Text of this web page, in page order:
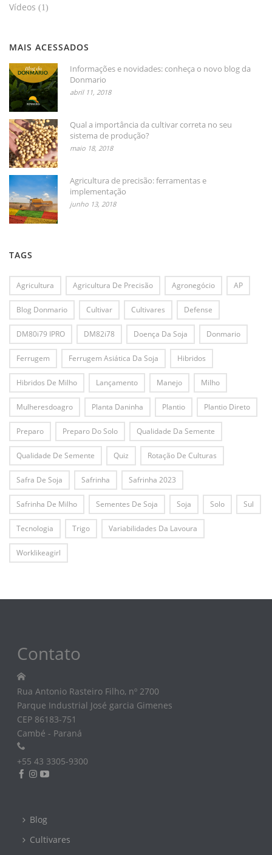
Vídeos (1)
MAIS ACESSADOS
Informações e novidades: conheça o novo blog da
Donmario
abril 11, 2018
Qual a importância da cultivar correta no seu
sistema de produção?
maio 18, 2018
Agricultura de precisão: ferramentas e
implementação
junho 13, 2018
TAGS
Agricultura Agricultura De Precisão Agronegócio AP
Blog Donmario Cultivar Cultivares Defense
DM80i79 IPRO DM82i78 Doença Da Soja Donmario
Ferrugem Ferrugem Asiática Da Soja Hibridos
Hibridos De Milho Lançamento Manejo Milho
Mulheresdoagro Planta Daninha Plantio Plantio Direto
Preparo Preparo Do Solo Qualidade Da Semente
Qualidade De Semente Quiz Rotação De Culturas
Safra De Soja Safrinha Safrinha 2023
Safrinha De Milho Sementes De Soja Soja Solo Sul
Tecnologia Trigo Variabilidades Da Lavoura
Worklikeagirl
Contato
Rua Antonio Rasteiro Filho, nº 2700
Parque Industrial José garcia Gimenes
CEP 86183-751
Cambé - Paraná
+55 43 3305-9300
Blog
Cultivares